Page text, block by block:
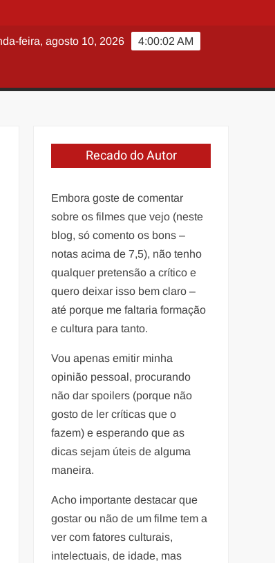
4:00:03 AM
feira, agosto 10, 2026
Recado do Autor
Embora goste de comentar
sobre os filmes que vejo (neste
blog, só comento os bons –
notas acima de 7,5), não tenho
qualquer pretensão a crítico e
quero deixar isso bem claro –
até porque me faltaria formação
e cultura para tanto.
Vou apenas emitir minha
opinião pessoal, procurando
não dar spoilers (porque não
gosto de ler críticas que o
fazem) e esperando que as
dicas sejam úteis de alguma
maneira.
Acho importante destacar que
gostar ou não de um filme tem a
ver com fatores culturais,
intelectuais, de idade, mas